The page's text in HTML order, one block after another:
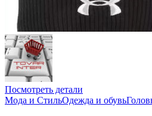
Посмотреть детали
Мода и СтильОдежда и обувь